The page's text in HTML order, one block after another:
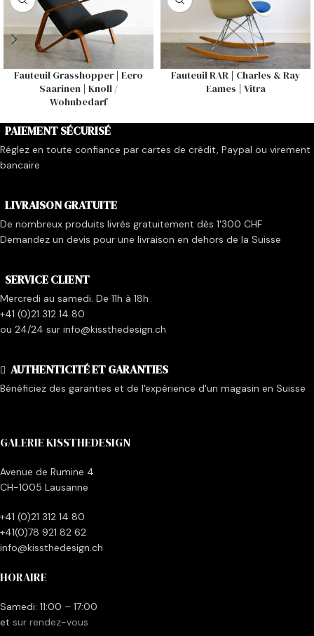
Fauteuil Grasshopper | Eero
Saarinen | Knoll /
Wohnbedarf
Fauteuil RAR | Charles & Ray
Eames | Vitra
PAIEMENT SÉCURISÉ
Réglez en toute confiance par cartes de crédit, Paypal ou virement
bancaire
LIVRAISON GRATUITE
De nombreux produits livrés gratuitement dès 1'300 CHF
Demandez un devis pour une livraison en dehors de la Suisse
SERVICE CLIENT
Mercredi au samedi. De 11h à 18h
+41 (0)21 312 14 80
ou 24/24 sur info@kissthedesign.ch
AUTHENTICITÉ ET GARANTIES
Bénéficiez des garanties et de l'expérience d'un magasin en Suisse
GALERIE KISSTHEDESIGN
Avenue de Rumine 4
CH-1005 Lausanne
+41 (0)21 312 14 80
+41(0)78 921 82 62
info@kissthedesign.ch
HORAIRE
Samedi: 11:00 – 17:00
et sur rendez-vous